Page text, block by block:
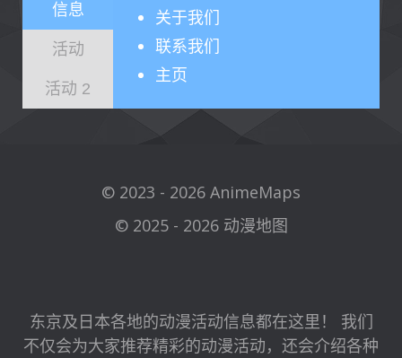
信息
活动
活动 2
关于我们
联系我们
主页
© 2023 - 2026 AnimeMaps
© 2025 - 2026 动漫地图
东京及日本各地的动漫活动信息都在这里！ 我们
不仅会为大家推荐精彩的动漫活动，还会介绍各种